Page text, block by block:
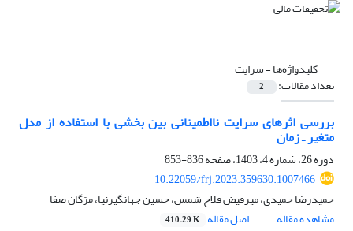
کلیدواژه‌ها =سرایت
تعداد مقالات: 2
بررسی اثرهای سرایت نااطمینانی بین بخشی با استفاده از مدل
متغیر ـ زمان
دوره 26، شماره 4، 1403، صفحه
836-853
10.22059/frj.2023.359630.1007466
حمیدرضا حمیدی، میرفیض فلاح شمس، حسین جهانگیرنیا، مژگان صفا
مشاهده مقاله
اصل مقاله 410.29 K